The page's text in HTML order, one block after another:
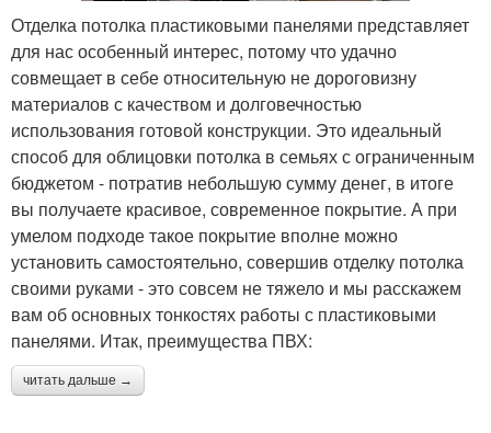
Отделка потолка пластиковыми панелями представляет
для нас особенный интерес, потому что удачно
совмещает в себе относительную не дороговизну
материалов с качеством и долговечностью
использования готовой конструкции. Это идеальный
способ для облицовки потолка в семьях с ограниченным
бюджетом - потратив небольшую сумму денег, в итоге
вы получаете красивое, современное покрытие. А при
умелом подходе такое покрытие вполне можно
установить самостоятельно, совершив отделку потолка
своими руками - это совсем не тяжело и мы расскажем
вам об основных тонкостях работы с пластиковыми
панелями. Итак, преимущества ПВХ:
читать дальше →